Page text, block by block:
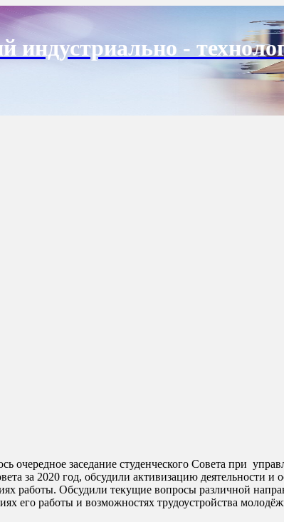
индустриально -
за 2020 год, обсудили активизацию деятельности и
Обсудили текущие вопросы различной
его работы и возможностях трудоустройства